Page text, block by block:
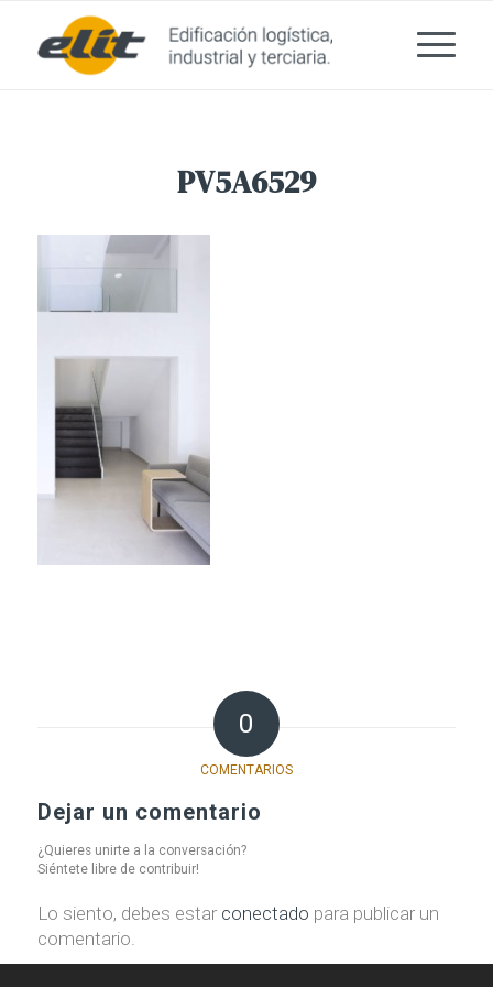
PV5A6529
0
COMENTARIOS
Dejar un comentario
¿Quieres unirte a la conversación?
Siéntete libre de contribuir!
Lo siento, debes estar conectado para publicar un
comentario.